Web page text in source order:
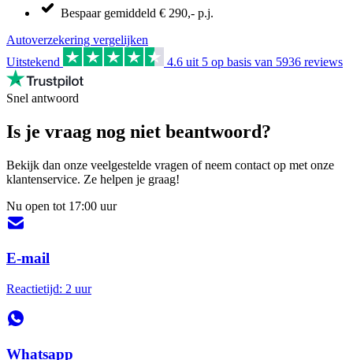
Bespaar gemiddeld € 290,- p.j.
Autoverzekering vergelijken
Uitstekend
4.6 uit 5 op basis van 5936 reviews
Snel antwoord
Is je vraag nog niet beantwoord?
Bekijk dan onze veelgestelde vragen of neem contact op met onze
klantenservice. Ze helpen je graag!
Nu open tot 17:00 uur
E-mail
Reactietijd: 2 uur
Whatsapp